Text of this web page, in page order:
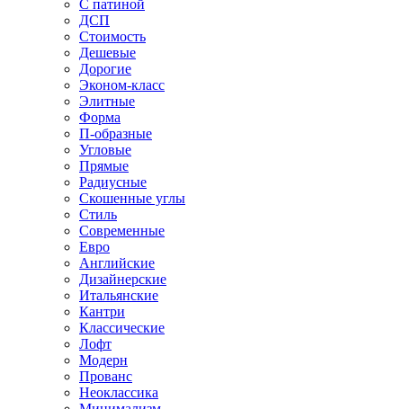
С патиной
ДСП
Стоимость
Дешевые
Дорогие
Эконом-класс
Элитные
Форма
П-образные
Угловые
Прямые
Радиусные
Скошенные углы
Стиль
Современные
Евро
Английские
Дизайнерские
Итальянские
Кантри
Классические
Лофт
Модерн
Прованс
Неоклассика